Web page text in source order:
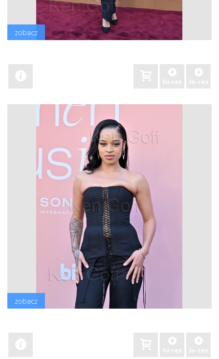
zobacz
hi-res lo-res
zobacz
hi-res lo-res